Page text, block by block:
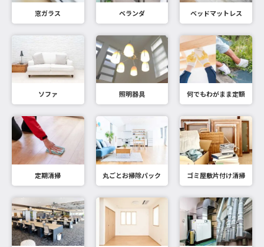
窓ガラス ベランダ ベッドマットレス
ソファ 照明器具 何でもわがまま定額
定期清掃 丸ごとお掃除パック ゴミ屋敷片付け清掃